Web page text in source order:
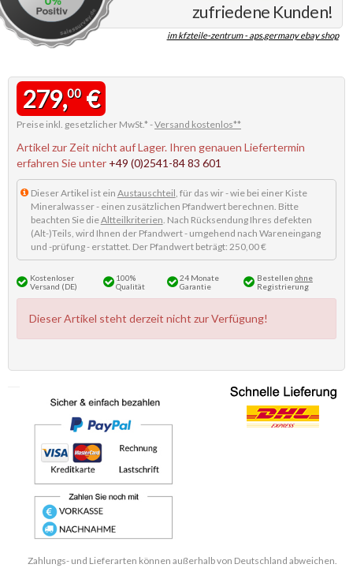
zufriedene Kunden!
im kfzteile-zentrum - aps.germany ebay shop
279,00€
Preise inkl. gesetzlicher MwSt.* -Versand kostenlos**
Artikel zur Zeit nicht auf Lager. Ihren genauen Liefertermin
erfahren Sie unter +49 (0)2541-84 83 601
Dieser Artikel ist ein Austauschteil, für das wir - wie bei einer Kiste
Mineralwasser - einen zusätzlichen Pfandwert berechnen. Bitte
beachten Sie dieAltteilkriterien. Nach Rücksendung Ihres defekten
(Alt-)Teils, wird Ihnen der Pfandwert - umgehend nach Wareneingang
und -prüfung - erstattet. Der Pfandwert beträgt: 250,00 €
Kostenloser
Versand (DE)
100%
Qualität
24 Monate
Garantie
Bestellen ohne
Registrierung
Dieser Artikel steht derzeit nicht zur Verfügung!
Zahlungs- und Lieferarten können außerhalb von Deutschland abweichen.